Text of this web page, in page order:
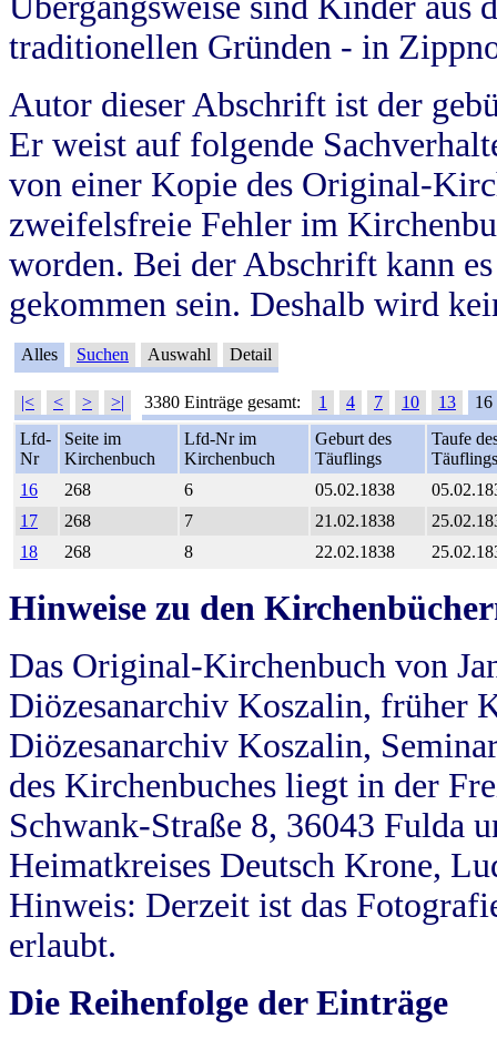
traditionellen Gründen - in
Autor dieser Abschrift ist der
Er weist auf folgende
von einer Kopie des Original-
zweifelsfreie Fehler im
worden. Bei der Abschrift kann
gekommen sein. Deshalb wird
Alles Suchen Auswahl Detail
|< < > >| 3380 Einträge gesamt: 1 4 7 10 13
16
Lfd-
Nr
Seite im
Kirchenbuch
Lfd-Nr im
Kirchenbuch
Geburt des
Täuflings
Taufe
Täuflings
16
268 6 05.02.1838
17
268 7 21.02.1838
18
268 8 22.02.1838
Hinweise zu den
Das Original-Kirchenbuch von
Diözesanarchiv Koszalin, früher
Diözesanarchiv Koszalin,
des Kirchenbuches liegt in der
Schwank-Straße 8, 36043 Fulda
Heimatkreises Deutsch Krone,
Hinweis: Derzeit ist das
erlaubt.
Die Reihenfolge der Einträge